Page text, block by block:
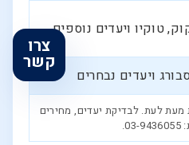
טוקיו ויעדים נוספים
ויעדים נבחרים
לעת. לבדיקת יעדים, מחירים
צרו
קשר